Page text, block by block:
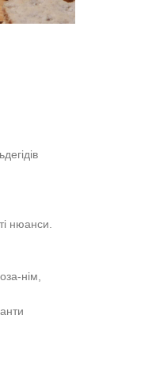
нюанси.
нім,